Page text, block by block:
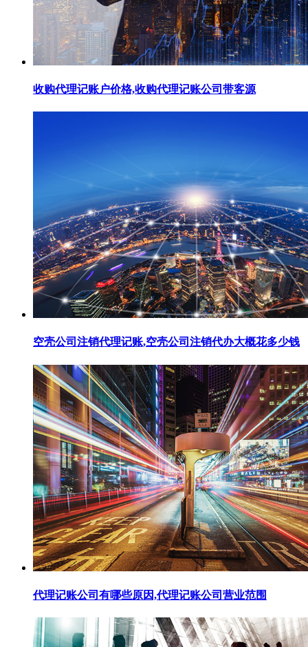
收购代理记账户价格,收购代理记账公司带客源
空壳公司注销代理记账,空壳公司注销代办大概花多少钱
代理记账公司有哪些原因,代理记账公司营业范围